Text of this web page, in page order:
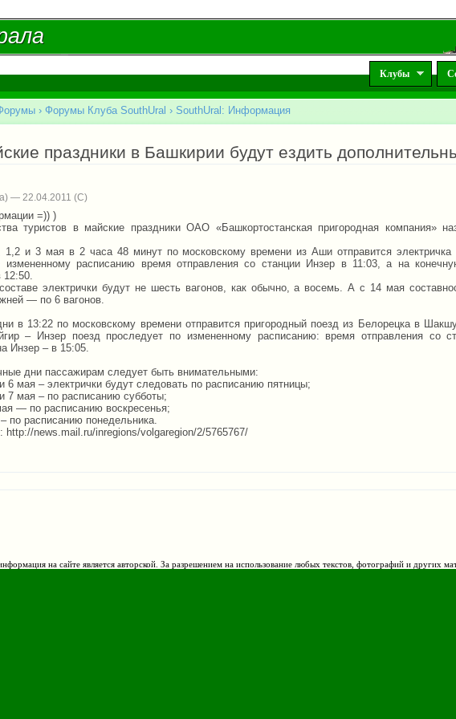
Клубы
› Форумы Клуба SouthUral › SouthUral: Информация
праздники в Башкирии будут ездить
— 22.04.2011
=)) )
туристов в майские праздники ОАО «Башкортостанская пригородная компания»
1,2 и 3 мая в 2 часа 48 минут по московскому времени из Аши отправится
расписанию время отправления со станции Инзер в 11:03, а на
12:50.
электрички будут не шесть вагонов, как обычно, а восемь. А с 14 мая
— по 6 вагонов.
в 13:22 по московскому времени отправится пригородный поезд из Белорецка в
– Инзер поезд проследует по измененному расписанию: время отправления со
Инзер – в 15:05.
дни пассажирам следует быть внимательными:
6 мая – электрички будут следовать по расписанию пятницы;
7 мая – по расписанию субботы;
— по расписанию воскресенья;
по расписанию понедельника.
http://news.mail.ru/inregions/volgaregion/2/5765767/
на сайте является авторской. За разрешением на использование любых текстов, фотографий и других